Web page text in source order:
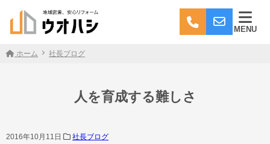
MENU
ホーム 社長ブログ
人を育成する難しさ
2016年10月11日 社長ブログ